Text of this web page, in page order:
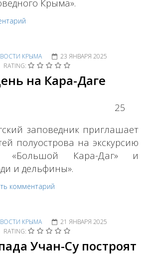
Крыма».
КРЫМА
23 ЯНВАРЯ 2025
RATING:
на Кара-Даге
25
заповедник приглашает
полуострова на экскурсию
«Большой Кара-Даг» и
и дельфины».
комментарий
КРЫМА
21 ЯНВАРЯ 2025
RATING:
Учан-Су построят